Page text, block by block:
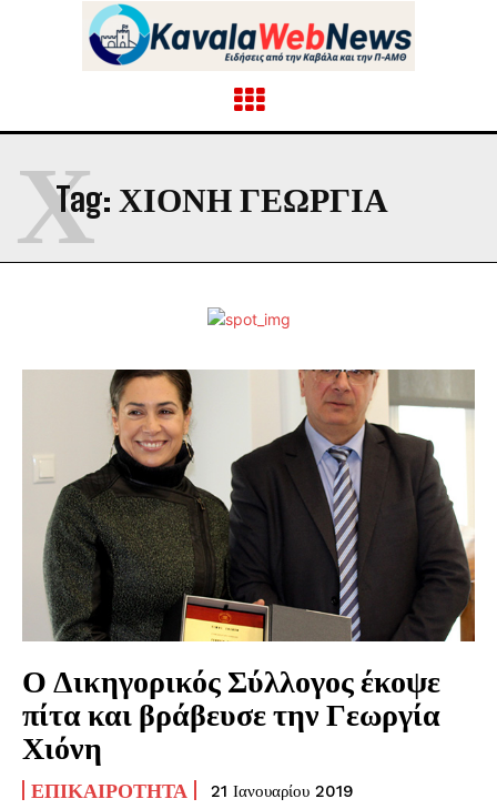
Tag: ΧΙΟΝΗ ΓΕΩΡΓΙΑ
Χ
Ο Δικηγορικός Σύλλογος έκοψε
πίτα και βράβευσε την Γεωργία
Χιόνη
ΕΠΙΚΑΙΡΌΤΗΤΑ 21 Ιανουαρίου 2019